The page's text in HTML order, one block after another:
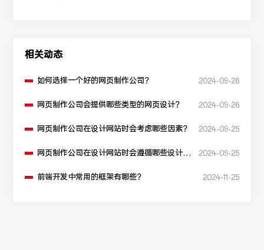
相关动态
如何选择一个好的网页制作公司？ 2024-09-26
网页制作公司会提供哪些类型的网页设计？ 2024-09-26
网页制作公司在设计网站时会考虑哪些因素？ 2024-09-25
网页制作公司在设计网站时会遵循哪些设计原
2024-09-25
前端开发中常用的框架有哪些？ 2024-11-25